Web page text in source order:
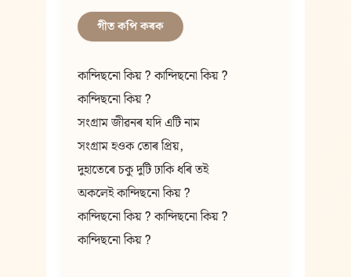
গীত কপি কৰক
কান্দিছনো কিয় ? কান্দিছনো কিয় ?
কান্দিছনো কিয় ?
সংগ্ৰাম জীৱনৰ যদি এটি নাম
সংগ্ৰাম হওক তোৰ প্ৰিয়,
দুহাতেৰে চকু দুটি ঢাকি ধৰি তই
অকলেই কান্দিছনো কিয় ?
কান্দিছনো কিয় ? কান্দিছনো কিয় ?
কান্দিছনো কিয় ?